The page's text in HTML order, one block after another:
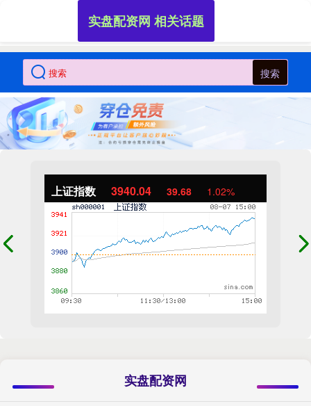
搜索
上证指数 3940.04 39.68 1.02%
实盘配资网
实盘配资网 相关话题